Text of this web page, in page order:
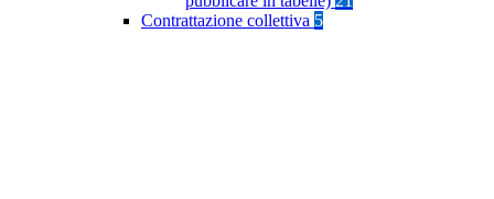
Contrattazione collettiva 5